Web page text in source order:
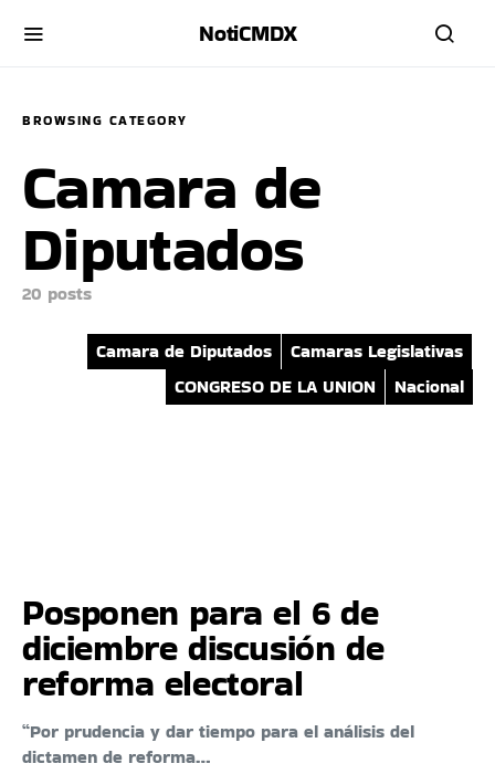
NotiCMDX
BROWSING CATEGORY
Camara de
Diputados
20 posts
Camara de Diputados
Camaras Legislativas
CONGRESO DE LA UNION
Nacional
Posponen para el 6 de
diciembre discusión de
reforma electoral
“Por prudencia y dar tiempo para el análisis del
dictamen de reforma…